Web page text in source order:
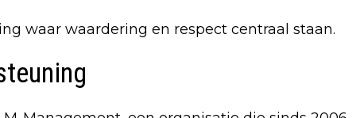
waar waardering en respect centraal staan.